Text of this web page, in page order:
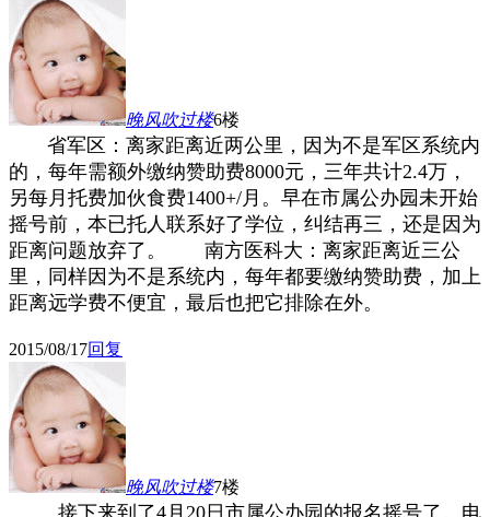
晚风吹过楼6楼
省军区：离家距离近两公里，因为不是军区系统内
的，每年需额外缴纳赞助费8000元，三年共计2.4万，
另每月托费加伙食费1400+/月 。早在市属公办园未开始
摇号前，本已托人联系好了学位，纠结再三，还是因为
距离问题放弃了。
南方医科大：离家距离近三公
里，同样因为不是系统内，每年都要缴纳赞助费，加上
距离远学费不便宜，最后也把它排除在外。
2015/08/17回复
晚风吹过楼7楼